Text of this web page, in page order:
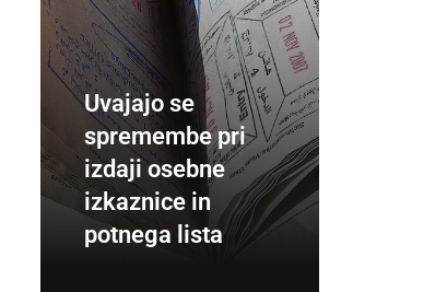
Uvajajo se
spremembe pri
izdaji osebne
izkaznice in
potnega lista